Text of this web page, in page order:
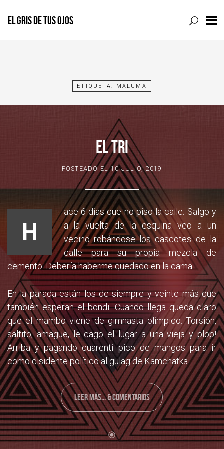
EL GRIS DE TUS OJOS
ETIQUETA: MALUMA
EL TRI
POSTEADO EL10 JULIO, 2019
H
ace 6 días que no piso la calle. Salgo y
a la vuelta de la esquina veo a un
vecino robándose los cascotes de la
calle para su propia mezcla de
cemento. Debería haberme quedado en la cama.
En la parada están los de siempre y veinte más que
también esperan el bondi. Cuando llega queda claro
que el mambo viene de gimnasta olímpico. Torsión,
saltito, amague, le cago el lugar a una vieja y plop!
Arriba y pagando cuarenti pico de mangos para ir
como disidente político al gulag deKamchatka.
LEER MÁS... & COMENTARIOS